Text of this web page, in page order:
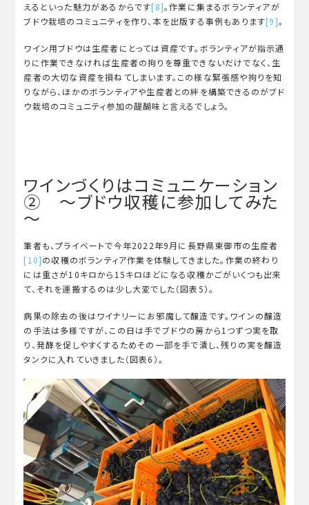
えるといった魅力があるからです[8]。作業に集まるボランティアが
ブドウ栽培のコミュニティを作り、本を出版する事例もあります[9]。
ワイン用ブドウは生産者にとっては資産です。ボランティアが指示通
りに作業できなければ生産者の拘りを尊重できないだけでなく、生
産者の大切な資産を損ねてしまいます。この様な緊張感や拘りを知
りながら、ほかのボランティアや生産者との絆を構築できるのがブド
ウ栽培のコミュニティ参加の醍醐味と言えるでしょう。
ワインづくりはコミュニケーション
② ～ブドウ収穫に参加してみた
～
筆者も、プライベートで今年2022年9月に長野県東御市の生産者
[10]の収穫のボランティア作業を体験してきました。作業の終わり
には重さが10キロから15キロほどになる収穫かごがいくつも出来
て、それを運搬するのは少し大変でした（図表5）。
病果の除去の後はワイナリーにお邪魔して醸造です。ワインの醸造
の手法は多様ですが、この日は手でブドウの房から1つずつ実を取
り、発酵を促しやすくするためその一部を手で潰し、残りの実を醸造
タンクに入れていきました（図表6）。